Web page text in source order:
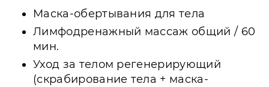
Маска-обертывания для тела
Лимфодренажный массаж общий / 60
мин.
Уход за телом регенерирующий
(скрабирование тела + маска-